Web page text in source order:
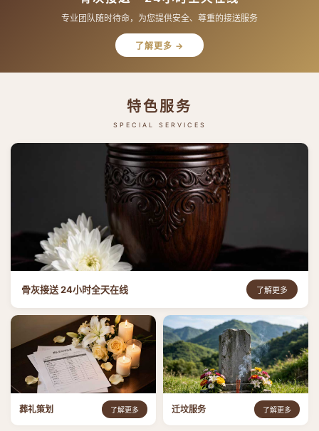
专业团队随时待命，为您提供安全、尊重的接送服务
了解更多 →
特色服务
SPECIAL SERVICES
骨灰接送 24小时全天在线 了解更多
葬礼策划 了解更多 迁坟服务 了解更多